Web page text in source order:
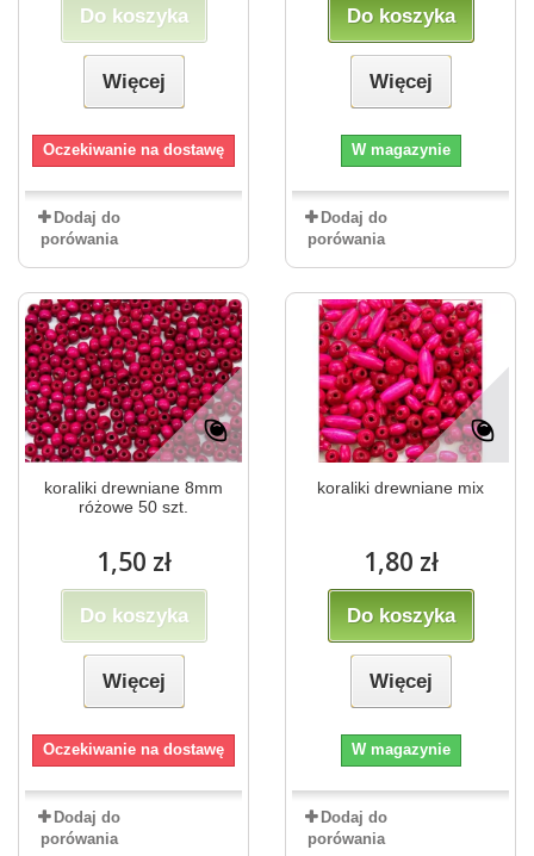
Do koszyka
Więcej
Oczekiwanie na dostawę
Dodaj do
porówania
Do koszyka
Więcej
W magazynie
Dodaj do
porówania
koraliki drewniane 8mm
różowe 50 szt.
1,50 zł
Do koszyka
Więcej
Oczekiwanie na dostawę
Dodaj do
porówania
koraliki drewniane mix
1,80 zł
Do koszyka
Więcej
W magazynie
Dodaj do
porówania